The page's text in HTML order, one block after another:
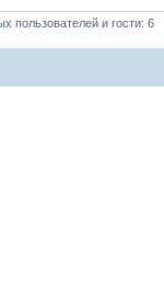
пользователей и гости: 6